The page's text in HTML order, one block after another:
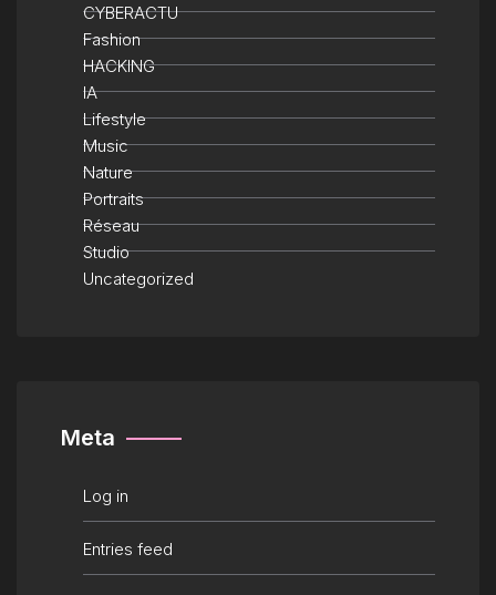
CYBERACTU
Fashion
HACKING
IA
Lifestyle
Music
Nature
Portraits
Réseau
Studio
Uncategorized
Meta
Log in
Entries feed